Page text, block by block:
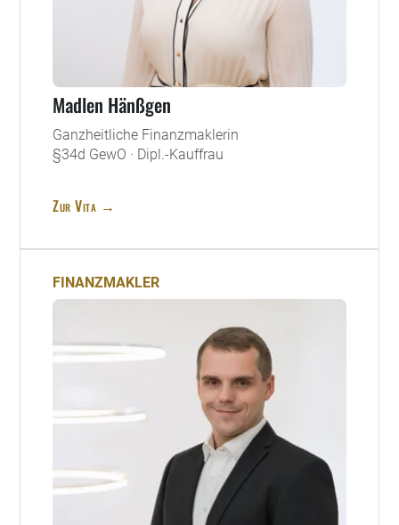
Madlen Hänßgen
Ganzheitliche Finanzmaklerin
§34d GewO · Dipl.-Kauffrau
Zur Vita →
FINANZMAKLER